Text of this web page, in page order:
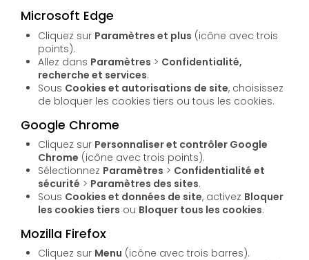
Microsoft Edge
Cliquez sur Paramètres et plus (icône avec trois
points).
Allez dans Paramètres > Confidentialité,
recherche et services.
Sous Cookies et autorisations de site, choisissez
de bloquer les cookies tiers ou tous les cookies.
Google Chrome
Cliquez sur Personnaliser et contrôler Google
Chrome (icône avec trois points).
Sélectionnez Paramètres > Confidentialité et
sécurité > Paramètres des sites.
Sous Cookies et données de site, activez Bloquer
les cookies tiers ou Bloquer tous les cookies.
Mozilla Firefox
Cliquez sur Menu (icône avec trois barres).